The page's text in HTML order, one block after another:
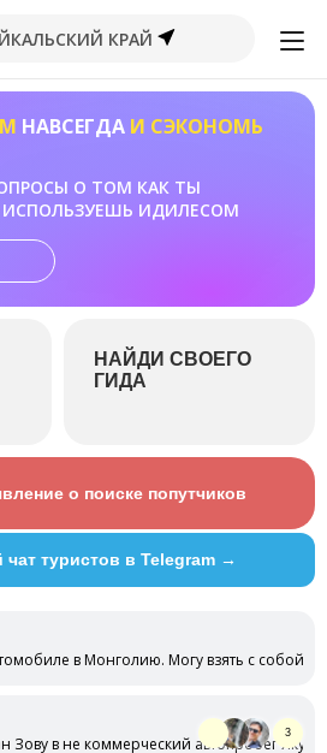
КРАЙ
НАВСЕГДА И СЭКОНОМЬ
О ТОМ КАК ТЫ
ИДИЛЕСОМ
НАЙДИ СВОЕГО
ГИДА
о поиске попутчиков
туристов в Telegram →
в Монголию. Могу взять с собой
Зову в не коммерческий автопробег
3